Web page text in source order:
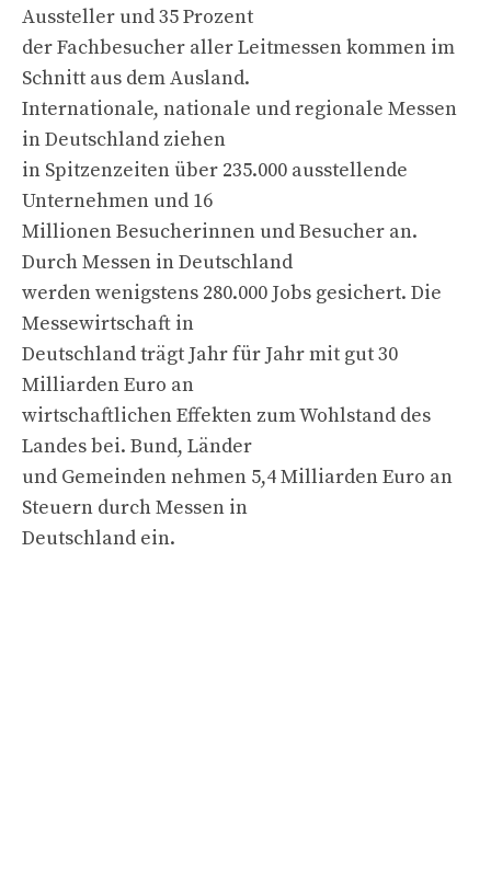
Aussteller und 35 Prozent
der Fachbesucher aller Leitmessen kommen im
Schnitt aus dem Ausland.
Internationale, nationale und regionale Messen
in Deutschland ziehen
in Spitzenzeiten über 235.000 ausstellende
Unternehmen und 16
Millionen Besucherinnen und Besucher an.
Durch Messen in Deutschland
werden wenigstens 280.000 Jobs gesichert. Die
Messewirtschaft in
Deutschland trägt Jahr für Jahr mit gut 30
Milliarden Euro an
wirtschaftlichen Effekten zum Wohlstand des
Landes bei. Bund, Länder
und Gemeinden nehmen 5,4 Milliarden Euro an
Steuern durch Messen in
Deutschland ein.